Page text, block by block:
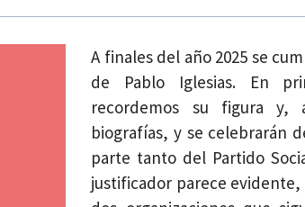
A finales del año 2025 se
de Pablo Iglesias. En
recordemos su figura y,
biografías, y se celebrarán
parte tanto del Partido
justificador parece